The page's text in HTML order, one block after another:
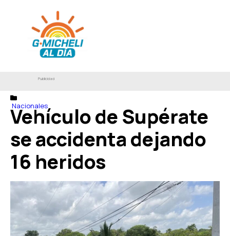
Publicidad
Nacionales
Vehículo de Supérate
se accidenta dejando
16 heridos